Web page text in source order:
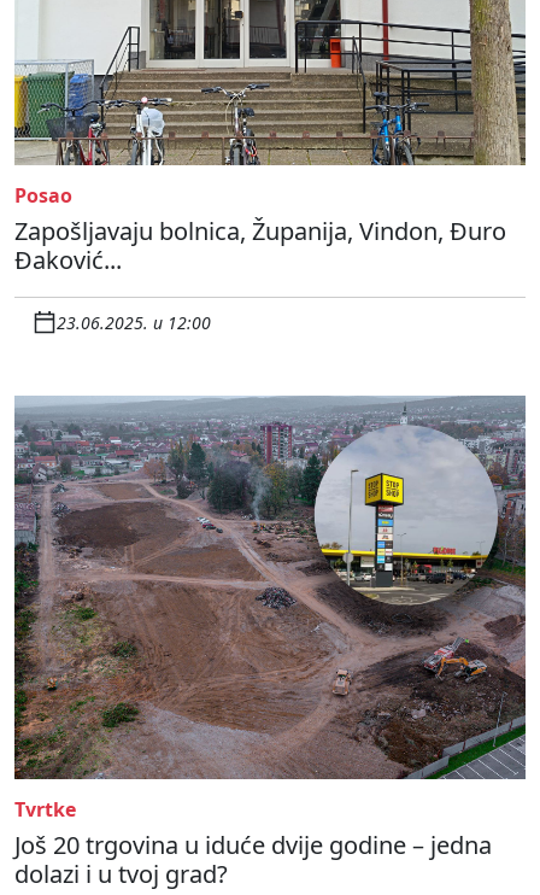
Posao
Zapošljavaju bolnica, Županija, Vindon, Đuro
Đaković...
23.06.2025. u 12:00
Tvrtke
Još 20 trgovina u iduće dvije godine – jedna
dolazi i u tvoj grad?